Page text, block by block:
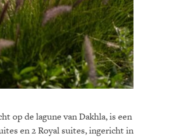
op de lagune van Dakhla, is een
en 2 Royal suites, ingericht in